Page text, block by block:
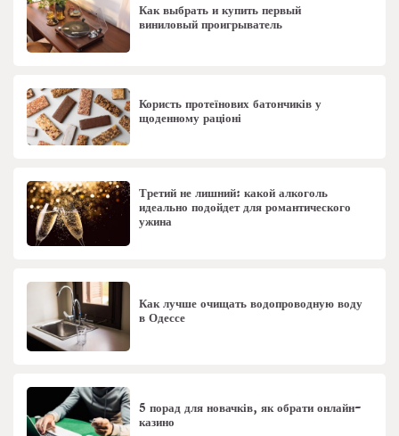
Как выбрать и купить первый
виниловый проигрыватель
Користь протеїнових батончиків у
щоденному раціоні
Третий не лишний: какой алкоголь
идеально подойдет для романтического
ужина
Как лучше очищать водопроводную воду
в Одессе
5 порад для новачків, як обрати онлайн-
казино